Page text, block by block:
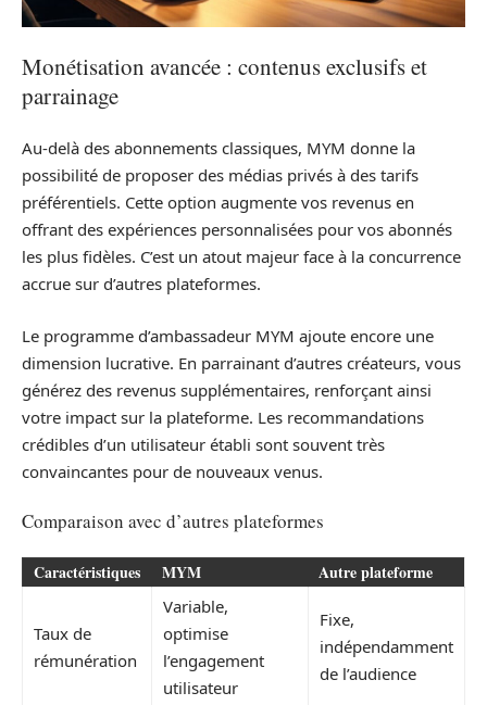
Monétisation avancée : contenus exclusifs et
parrainage
Au-delà des abonnements classiques, MYM donne la
possibilité de proposer des médias privés à des tarifs
préférentiels. Cette option augmente vos revenus en
offrant des expériences personnalisées pour vos abonnés
les plus fidèles. C’est un atout majeur face à la concurrence
accrue sur d’autres plateformes.
Le programme d’ambassadeur MYM ajoute encore une
dimension lucrative. En parrainant d’autres créateurs, vous
générez des revenus supplémentaires, renforçant ainsi
votre impact sur la plateforme. Les recommandations
crédibles d’un utilisateur établi sont souvent très
convaincantes pour de nouveaux venus.
Comparaison avec d’autres plateformes
Caractéristiques MYM Autre plateforme
Taux de
rémunération
Variable,
optimise
l’engagement
utilisateur
Fixe,
indépendamment
de l’audience